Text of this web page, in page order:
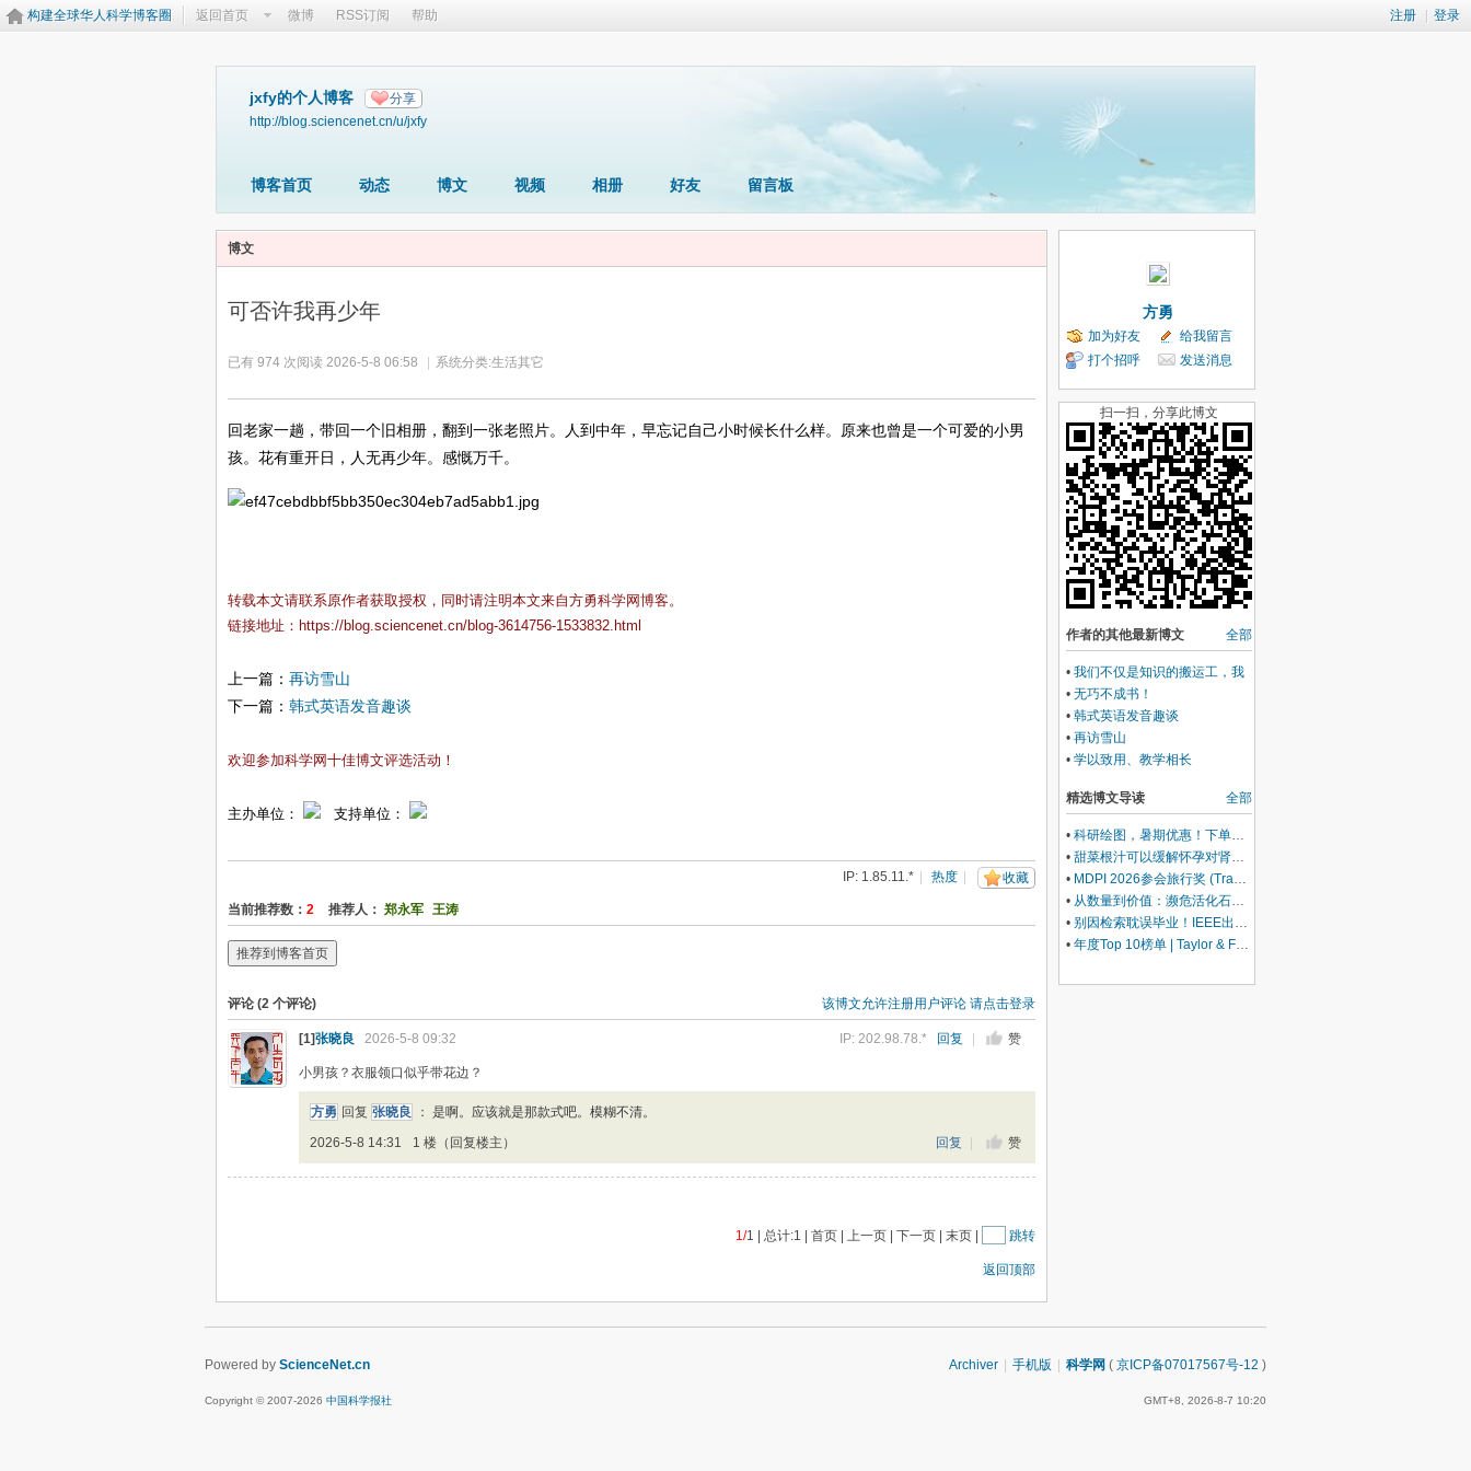
注册 登录
构建全球华人科学博客圈 返回首页 微博 RSS订阅 帮助
jxfy的个人博客 分享
http://blog.sciencenet.cn/u/jxfy
博客首页 动态 博文 视频 相册 好友 留言板
博文
可否许我再少年
已有 974 次阅读 2026-5-8 06:58 系统分类:生活其它
回老家一趟，带回一个旧相册，翻到一张老照片。人到中年，早忘记自己小时候长什么样。原来也曾是一个可爱的小男
孩。花有重开日，人无再少年。感慨万千。
转载本文请联系原作者获取授权，同时请注明本文来自方勇科学网博客。
链接地址： https://blog.sciencenet.cn/blog-3614756-1533832.html
上一篇： 再访雪山
下一篇： 韩式英语发音趣谈
欢迎参加科学网十佳博文评选活动！
主办单位： 支持单位：
收藏
IP: 1.85.11.* | 热度 |
当前推荐数： 2 推荐人： 郑永军 王涛
推荐到博客首页
该博文允许注册用户评论 请点击登录
评论 (2 个评论)
IP: 202.98.78.* 回复 赞
[1]张晓良 2026-5-8 09:32
小男孩？衣服领口似乎带花边？
方勇 回复 张晓良 ： 是啊。应该就是那款式吧。模糊不清。
2026-5-8 14:31
1 楼（回复楼主） 赞
回复
1/1 | 总计:1 | 首页 | 上一页 | 下一页 | 末页 | 跳转
返回顶部
方勇
加为好友
给我留言
打个招呼
发送消息
扫一扫，分享此博文
全部
作者的其他最新博文
• 我们不仅是知识的搬运工，我
们还生产伪知识
• 无巧不成书！
• 韩式英语发音趣谈
• 再访雪山
• 学以致用、教学相长
全部
精选博文导读
• 科研绘图，暑期优惠！下单立减500元
• 甜菜根汁可以缓解怀孕对肾脏的压力
• MDPI 2026参会旅行奖 (Travel Award) 中国区获奖名单公布！
• 从数量到价值：濒危活化石ELF 理论重塑濒危物种保护优先级
• 别因检索耽误毕业！IEEE出版+EI快检索，8-9月会议合集征稿中
• 年度Top 10榜单 | Taylor & Francis科学与技术领域中国作者最受欢迎的热门文章榜单出炉！
Archiver | 手机版 | 科学网 ( 京ICP备07017567号-12 )
GMT+8, 2026-8-7 10:20
Powered by ScienceNet.cn
Copyright © 2007-2026 中国科学报社